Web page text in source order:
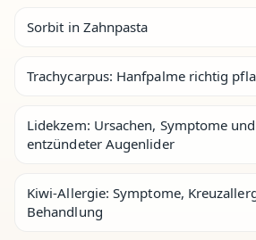
Sorbit in Zahnpasta
Trachycarpus: Hanfpalme richtig
Lidekzem: Ursachen, Symptome
entzündeter Augenlider
Kiwi-Allergie: Symptome,
Behandlung